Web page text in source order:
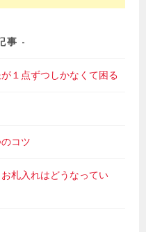
事
１点ずつしかなくて困る
コツ
札入れはどうなってい